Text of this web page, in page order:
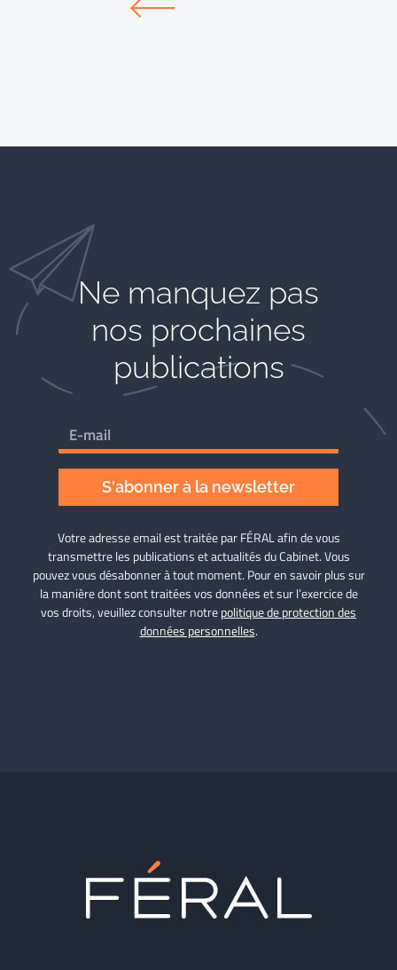
Ne manquez pas
nos prochaines
publications
S'abonner à la newsletter
Votre adresse email est traitée par FÉRAL afin de vous
transmettre les publications et actualités du Cabinet. Vous
pouvez vous désabonner à tout moment. Pour en savoir plus sur
la manière dont sont traitées vos données et sur l’exercice de
vos droits, veuillez consulter notrepolitique de protection des
données personnelles.